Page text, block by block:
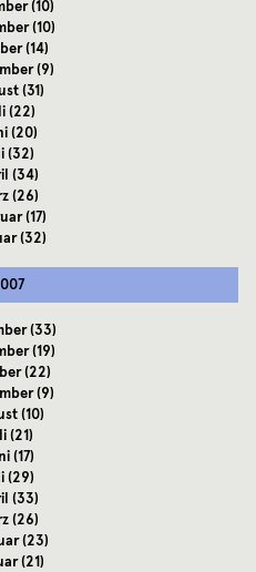
(10)
(10)
(14)
(9)
(31)
(22)
(20)
(32)
(34)
(26)
(17)
(32)
(33)
(19)
(22)
(9)
(10)
(21)
(17)
(29)
(33)
(26)
(23)
(21)